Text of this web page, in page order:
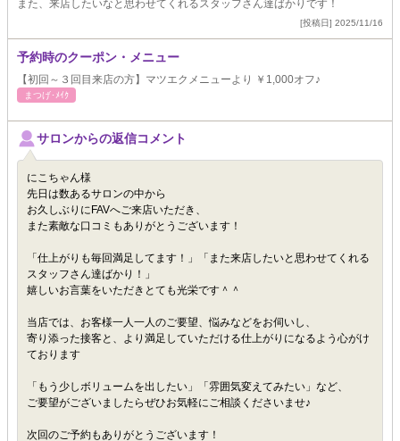
また、来店したいなと思わせてくれるスタッフさん達ばかりです！
[投稿日] 2025/11/16
予約時のクーポン・メニュー
【初回～３回目来店の方】マツエクメニューより ￥1,000オフ♪
まつげ･ﾒｲｸ
サロンからの返信コメント
にこちゃん様
先日は数あるサロンの中から
お久しぶりにFAVへご来店いただき、
また素敵な口コミもありがとうございます！
「仕上がりも毎回満足してます！」「また来店したいと思わせてくれる
スタッフさん達ばかり！」
嬉しいお言葉をいただきとても光栄です＾＾
当店では、お客様一人一人のご要望、悩みなどをお伺いし、
寄り添った接客と、より満足していただける仕上がりになるよう心がけ
ております
「もう少しボリュームを出したい」「雰囲気変えてみたい」など、
ご要望がございましたらぜひお気軽にご相談くださいませ♪
次回のご予約もありがとうございます！